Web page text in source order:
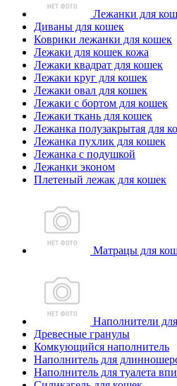
Лежанки для
Диваны для кошек
Коврики лежанки для кошек
Лежаки для кошек кожа
Лежаки квадрат для кошек
Лежаки круг для кошек
Лежаки овал для кошек
Лежаки с бортом для кошек
Лежаки ткань для кошек
Лежанка полузакрытая для
Лежанка пухлик для кошек
Лежанка с подушкой
Лежанки эконом
Плетеный лежак для кошек
Матрацы для
Наполнители
Древесные гранулы
Комкующийся наполнитель
Наполнитель для
Наполнитель для туалета